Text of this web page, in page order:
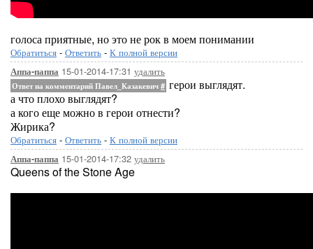
голоса приятные, но это не рок в моем понимании
Обратиться - Ответить - К полной версии
Аппа-паппа 15-01-2014-17:31 удалить
Ответ на комментарий Павел_Казакевич # герои выглядят.
а что плохо выглядят?
а кого еще можно в герои отнести?
Жирика?
Обратиться - Ответить - К полной версии
Аппа-паппа 15-01-2014-17:32 удалить
Queens of the Stone Age